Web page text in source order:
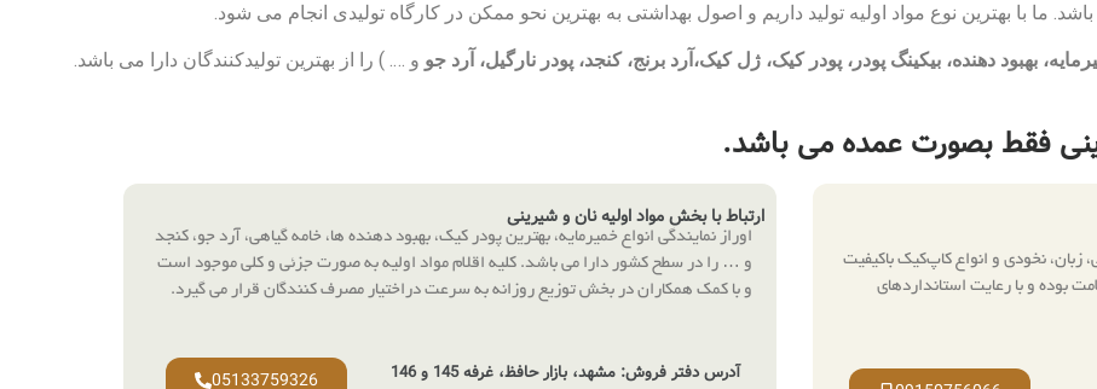
ما با بهترین نوع مواد اولیه تولید داریم و اصول بهداشتی به بهترین نحو ممکن در کارگاه تولیدی انجام می شود.
بهبود دهنده، بیکینگ پودر، پودر کیک، ژل کیک،آرد برنج، کنجد، پودر نارگیل، آرد جو و …. ) را از بهترین تولیدکنندگان دارا می باشد.
فقط بصورت عمده می باشد.
زبان، نخودی و انواع کاپ‌کیک باکیفیت
بوده و با رعایت استانداردهای
ارتباط با بخش مواد اولیه نان و شیرینی
اوراز نمایندگی انواع خمیرمایه، بهترین پودر کیک، بهبود دهنده ها، خامه گیاهی، آرد جو، کنجد
و … را در سطح کشور دارا می باشد. کلیه اقلام مواد اولیه به صورت جزئی و کلی موجود است
و با کمک همکاران در بخش توزیع روزانه به سرعت دراختیار مصرف کنندگان قرار می گیرد.
آدرس دفتر فروش: مشهد، بازار حافظ، غرفه 145 و 146 05133759326